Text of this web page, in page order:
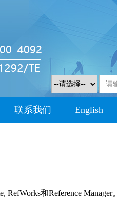
联系我们 English
和Reference Manager。